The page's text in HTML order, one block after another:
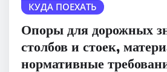
КУДА ПОЕХАТЬ
Опоры для дорожных
столбов и стоек,
нормативные